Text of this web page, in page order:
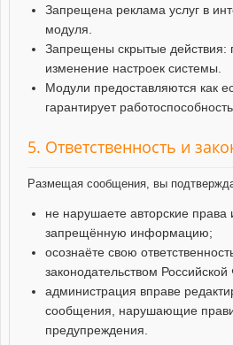
Запрещена реклама услуг в
модуля.
Запрещены скрытые действия:
изменение настроек системы.
Модули предоставляются как
гарантирует
5. Ответственность и
Размещая сообщения, вы
не нарушаете авторские права
запрещённую информацию;
осознаёте свою
законодательством
администрация вправе
сообщения, нарушающие
предупреждения.